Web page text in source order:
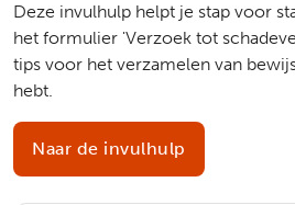
Deze invulhulp is helaas niet
Deze invulhulp helpt je stap voor
het formulier 'Verzoek tot
tips voor het verzamelen van
hebt.
Naar de invulhulp